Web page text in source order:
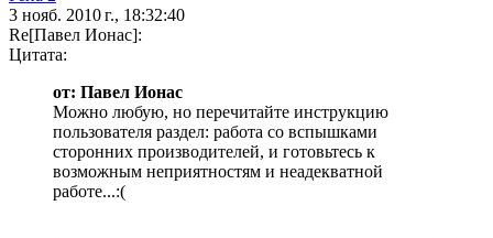
3 нояб. 2010 г., 18:32:40
Re[Павел Ионас]:
Цитата:
от: Павел Ионас
Можно любую, но перечитайте инструкцию
пользователя раздел: работа со вспышками
сторонних производителей, и готовьтесь к
возможным неприятностям и неадекватной
работе...:(